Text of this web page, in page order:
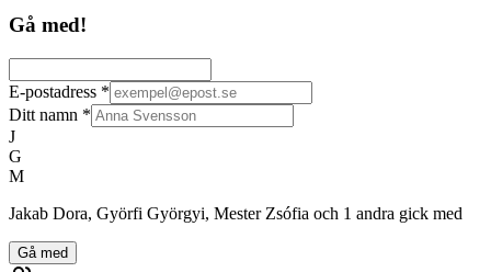
Gå med!
E-postadress *
Ditt namn *
J
G
M
Jakab Dora, Györfi Györgyi, Mester Zsófia och 1 andra gick med
Gå med